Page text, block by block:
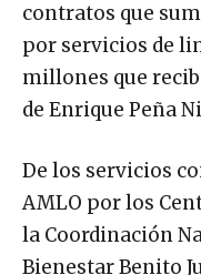
contratos que
por servicios de
millones que
de Enrique Peña
De los servicios
AMLO por los
la Coordinación
Bienestar Benito